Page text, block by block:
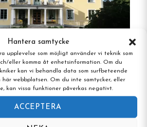
Hantera samtycke
upplevelse som möjligt använder vi teknik som
eller komma åt enhetsinformation. Om du
kan vi behandla data som surfbeteende
webbplatsen. Om du inte samtycker, eller
kan vissa funktioner påverkas negativt.
ACCEPTERA
skogar, glittrande sjöar och
slott är Prinsvillan ett
Utforska vandringsleder
och Munkvandringen, eller ta
Tyresta nationalpark, känd
skogar. I området finns även
bad och kulturella
Södertälje,